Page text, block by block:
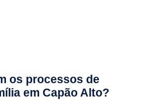
os processos de
em Capão Alto?